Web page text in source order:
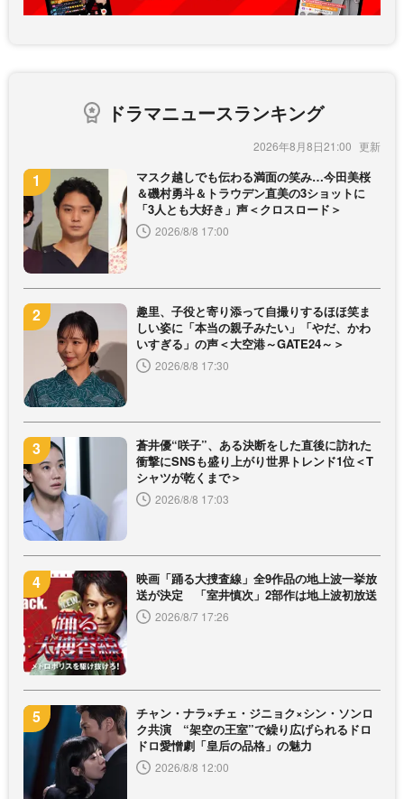
ドラマニュースランキング
2026年8月8日21:00
マスク越しでも伝わる満面の笑み…今田美桜
＆磯村勇斗＆トラウデン直美の3ショットに
「3人とも大好き」声＜クロスロード＞
2026/8/8 17:00
趣里、子役と寄り添って自撮りするほほ笑ま
しい姿に「本当の親子みたい」「やだ、かわ
いすぎる」の声＜大空港～GATE24～＞
2026/8/8 17:30
蒼井優“咲子”、ある決断をした直後に訪れた
衝撃にSNSも盛り上がり世界トレンド1位＜T
シャツが乾くまで＞
2026/8/8 17:03
映画「踊る大捜査線」全9作品の地上波一挙放
送が決定 「室井慎次」2部作は地上波初放送
2026/8/7 17:26
チャン・ナラ×チェ・ジニョク×シン・ソンロ
ク共演 “架空の王室”で繰り広げられるドロ
ドロ愛憎劇「皇后の品格」の魅力
2026/8/8 12:00